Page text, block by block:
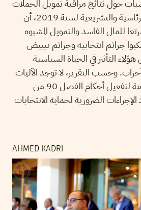
حول نتائج مراقبة تمويل الحملات
الانتخابية للإنتخابات الرئاسية والتشريعية لسنة 2019، أن
للمال الفاسد والتمويل المشبوه
جرائم انتخابية وجرائم تبييض
التأثير في الحياة السياسية
وحسب التقرير، لا توجد الآليات
القانونية والترتيبية اللازمة لتفعيل أحكام الفصل 90 من
الإجراءات الضرورية لحماية الانتخابات
AHMED KADRI